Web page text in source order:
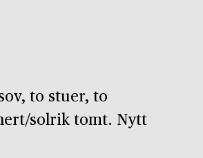
to stuer, to
solrik tomt. Nytt